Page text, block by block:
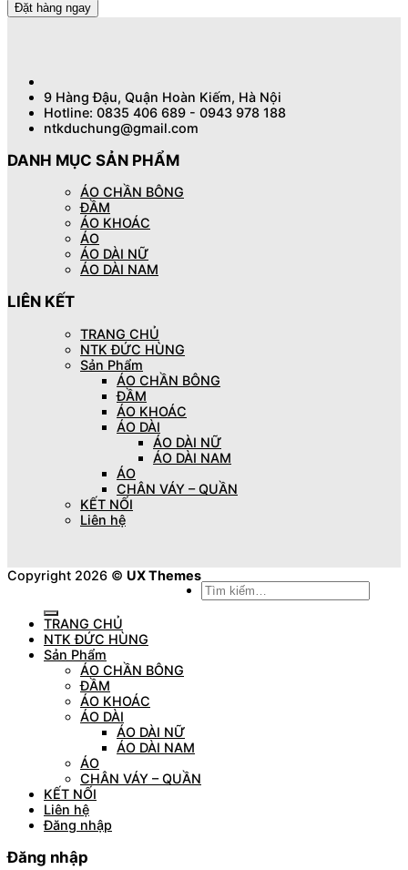
Đặt hàng ngay
9 Hàng Đậu, Quận Hoàn Kiếm, Hà Nội
Hotline: 0835 406 689 - 0943 978 188
ntkduchung@gmail.com
DANH MỤC SẢN PHẨM
ÁO CHẦN BÔNG
ĐẦM
ÁO KHOÁC
ÁO
ÁO DÀI NỮ
ÁO DÀI NAM
LIÊN KẾT
TRANG CHỦ
NTK ĐỨC HÙNG
Sản Phẩm
ÁO CHẦN BÔNG
ĐẦM
ÁO KHOÁC
ÁO DÀI
ÁO DÀI NỮ
ÁO DÀI NAM
ÁO
CHÂN VÁY – QUẦN
KẾT NỐI
Liên hệ
Copyright 2026 © UX Themes
Tìm
kiếm:
TRANG CHỦ
NTK ĐỨC HÙNG
Sản Phẩm
ÁO CHẦN BÔNG
ĐẦM
ÁO KHOÁC
ÁO DÀI
ÁO DÀI NỮ
ÁO DÀI NAM
ÁO
CHÂN VÁY – QUẦN
KẾT NỐI
Liên hệ
Đăng nhập
Đăng nhập